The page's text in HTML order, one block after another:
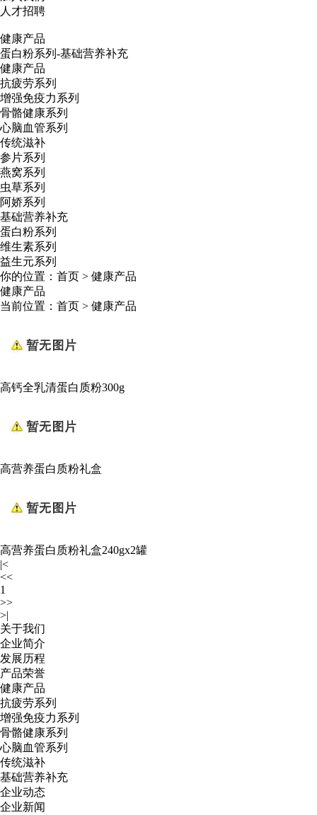
人才招聘
健康产品
蛋白粉系列-基础营养补充
健康产品
抗疲劳系列
增强免疫力系列
骨骼健康系列
心脑血管系列
传统滋补
参片系列
燕窝系列
虫草系列
阿娇系列
基础营养补充
蛋白粉系列
维生素系列
益生元系列
你的位置： 首页 > 健康产品
健康产品
当前位置： 首页 > 健康产品
高钙全乳清蛋白质粉300g
高营养蛋白质粉礼盒
高营养蛋白质粉礼盒240gx2罐
|<
<<
1
>>
>|
关于我们
企业简介
发展历程
产品荣誉
健康产品
抗疲劳系列
增强免疫力系列
骨骼健康系列
心脑血管系列
传统滋补
基础营养补充
企业动态
企业新闻